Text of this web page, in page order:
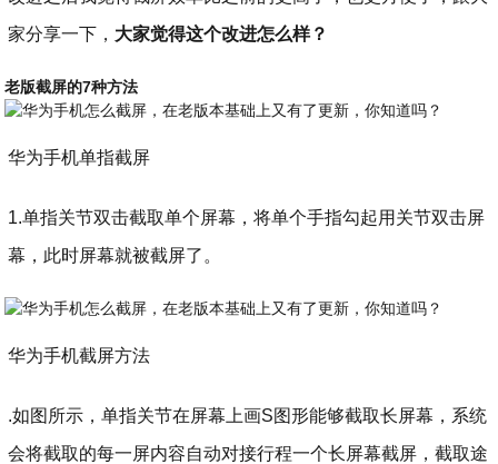
家分享一下， 大家觉得这个改进怎么样？
老版截屏的7种方法
华为手机单指截屏
1.单指关节双击截取单个屏幕，将单个手指勾起用关节双击屏
幕，此时屏幕就被截屏了。
华为手机截屏方法
.如图所示，单指关节在屏幕上画S图形能够截取长屏幕，系统
会将截取的每一屏内容自动对接行程一个长屏幕截屏，截取途